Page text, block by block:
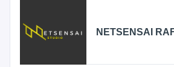
NETSENSAI